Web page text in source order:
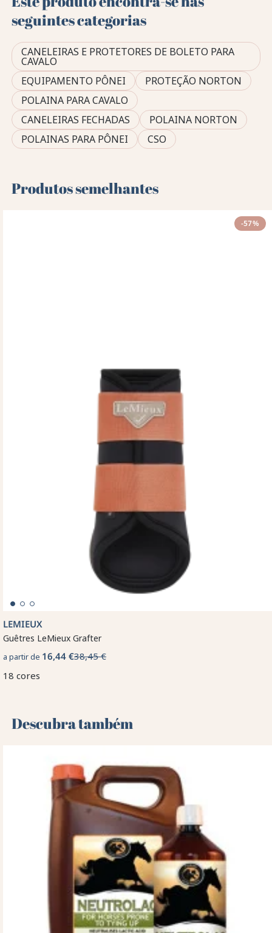
seguintes categorias
CANELEIRAS E PROTETORES DE BOLETO PARA
CAVALO
EQUIPAMENTO PÔNEI
PROTEÇÃO NORTON
POLAINA PARA CAVALO
CANELEIRAS FECHADAS
POLAINA NORTON
POLAINAS PARA PÔNEI
CSO
Produtos semelhantes
-57%
LEMIEUX
Guêtres LeMieux Grafter
a partir de 16,44 €38,45 €
18 cores
Descubra também 🌻